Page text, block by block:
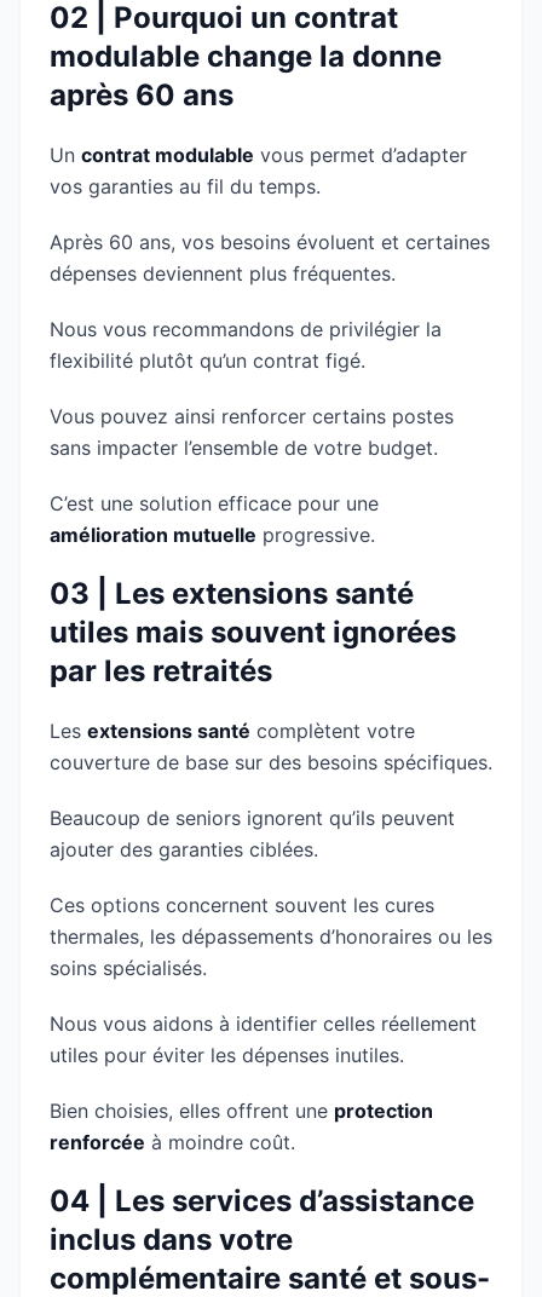
02 | Pourquoi un contrat
modulable change la donne
après 60 ans
Un contrat modulable vous permet d’adapter
vos garanties au fil du temps.
Après 60 ans, vos besoins évoluent et certaines
dépenses deviennent plus fréquentes.
Nous vous recommandons de privilégier la
flexibilité plutôt qu’un contrat figé.
Vous pouvez ainsi renforcer certains postes
sans impacter l’ensemble de votre budget.
C’est une solution efficace pour une
amélioration mutuelle progressive.
03 | Les extensions santé
utiles mais souvent ignorées
par les retraités
Les extensions santé complètent votre
couverture de base sur des besoins spécifiques.
Beaucoup de seniors ignorent qu’ils peuvent
ajouter des garanties ciblées.
Ces options concernent souvent les cures
thermales, les dépassements d’honoraires ou les
soins spécialisés.
Nous vous aidons à identifier celles réellement
utiles pour éviter les dépenses inutiles.
Bien choisies, elles offrent une protection
renforcée à moindre coût.
04 | Les services d’assistance
inclus dans votre
complémentaire santé et sous-